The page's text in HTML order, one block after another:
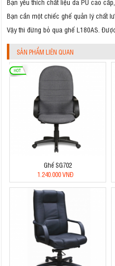
Bạn yêu thích chất liệu da PU cao
Bạn cần một chiếc ghế quản lý chất
Vậy thì đừng bỏ qua ghế L180AS.
SẢN PHẨM LIÊN QUAN
Ghế SG702
1.240.000 VNĐ